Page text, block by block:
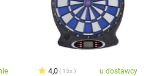
4,0 15x u dostawcy